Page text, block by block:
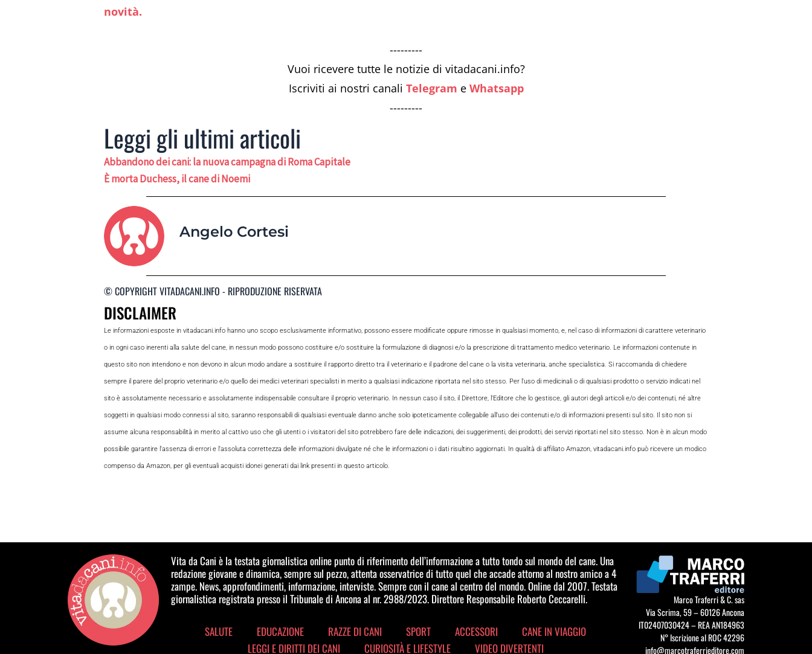
novità.
---------
Vuoi ricevere tutte le notizie di vitadacani.info?
Iscriviti ai nostri canali Telegram e Whatsapp
---------
Leggi gli ultimi articoli
Abbandono dei cani: la nuova campagna di Roma Capitale
È morta Duchess, il cane di Noemi
Angelo Cortesi
© COPYRIGHT VITADACANI.INFO - RIPRODUZIONE RISERVATA
DISCLAIMER
Le informazioni esposte in vitadacani.info hanno uno scopo esclusivamente informativo, possono essere modificate oppure rimosse in qualsiasi momento, e, nel caso di informazioni di carattere veterinario
o in ogni caso inerenti alla salute del cane, in nessun modo possono costituire e/o sostituire la formulazione di diagnosi e/o la prescrizione di trattamento medico veterinario. Le informazioni contenute in
questo sito non intendono e non devono in alcun modo andare a sostituire il rapporto diretto tra il veterinario e il padrone del cane o la visita veterinaria, anche specialistica. Si raccomanda di chiedere
sempre il parere del proprio veterinario e/o quello dei medici veterinari specialisti in merito a qualsiasi indicazione riportata nel sito stesso. Per l’uso di medicinali o di qualsiasi prodotto o servizio indicati nel
sito è assolutamente necessario e assolutamente indispensabile consultare il proprio veterinario. In nessun caso il sito, il Direttore, l’Editore che lo gestisce, gli autori degli articoli e/o dei contenuti, né altre
soggetti in qualsiasi modo connessi al sito, saranno responsabili di qualsiasi eventuale danno anche solo ipoteticamente collegabile all’uso dei contenuti e/o di informazioni presenti sul sito. Il sito non si
assume alcuna responsabilità in merito al cattivo uso che gli utenti o i visitatori del sito potrebbero fare delle indicazioni, dei suggerimenti, dei prodotti, dei servizi riportati nel sito stesso. Non è in alcun modo
possibile garantire l’assenza di errori e l’assoluta correttezza delle informazioni divulgate né che le informazioni o i dati risultino aggiornati. In qualità di affiliato Amazon, vitadacani.info può ricevere un modico
compenso da Amazon, per gli eventuali acquisti idonei generati dai link presenti in questo articolo.
Vita da Cani è la testata giornalistica online punto di riferimento dell’informazione a tutto tondo sul mondo del cane. Una
redazione giovane e dinamica, sempre sul pezzo, attenta osservatrice di tutto quel che accade attorno al nostro amico a 4
zampe. News, approfondimenti, informazione, interviste. Sempre con il cane al centro del mondo. Online dal 2007. Testata
giornalistica registrata presso il Tribunale di Ancona al nr. 2988/2023. Direttore Responsabile Roberto Ceccarelli.
SALUTE EDUCAZIONE RAZZE DI CANI SPORT ACCESSORI
CANE IN VIAGGIO
LEGGI E DIRITTI DEI CANI
CURIOSITÀ E LIFESTYLE VIDEO DIVERTENTI
Marco Traferri & C. sas
Via Scrima, 59 – 60126 Ancona
IT02407030424 – REA AN184963
N° Iscrizione al ROC 42296
info@marcotraferrieditore.com